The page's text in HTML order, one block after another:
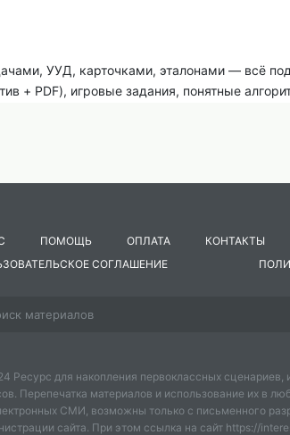
УУД, карточками, эталонами — всё
+ PDF), игровые задания, понятные
ПОМОЩЬ ОПЛАТА КОНТАКТЫ
СОГЛАШЕНИЕ
Ресурс для накопления первоклассных сценариев,
Перепечатка материалов и использование их в
СМИ, возможны только с письменного
сайта. При этом ссылка на сайт https://